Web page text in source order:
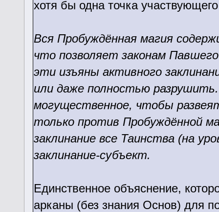
хотя бы одна точка
Вся Пробуждённая магия
что позволяет законам
эти изъяны активного
или даже полностью
могущественное, чтобы
только против Пробуждённой
заклинание все Таинства (на
заклинание-субъект.
Единственное объяснение,
арканы (без знания Основ) для